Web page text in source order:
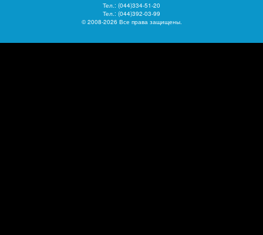
Тел.: (044)334-51-20
Тел.: (044)392-03-99
© 2008-2026 Все права защищены.